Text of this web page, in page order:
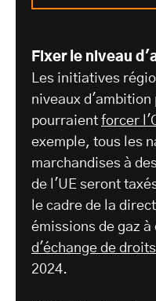
Fixer le niveau
Les initiatives
niveaux d'ambition
pourraient forcer
exemple, tous les
marchandises à
de l'UE seront
le cadre de la
émissions de gaz
d'échange de
2024.